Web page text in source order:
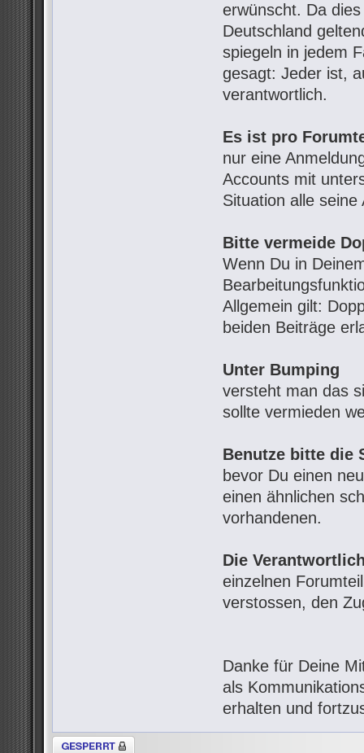
erwünscht. Da
Deutschland
spiegeln in jedem
gesagt: Jeder ist,
verantwortlich.
Es ist pro
nur eine
Accounts mit
Situation alle
Bitte vermeide
Wenn Du in
Allgemein gilt:
beiden Beiträge
Unter Bumping
versteht man das
sollte vermieden
Benutze bitte die
bevor Du einen
einen ähnlichen
vorhandenen.
Die
einzelnen
verstossen, den
Danke für Deine
als
erhalten und
Thema gesperrt